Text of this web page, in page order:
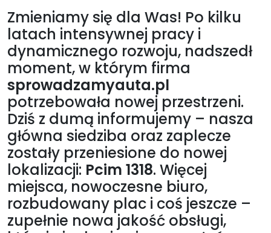
Zmieniamy się dla Was! Po kilku
latach intensywnej pracy i
dynamicznego rozwoju, nadszedł
moment, w którym firma
sprowadzamyauta.pl
potrzebowała nowej przestrzeni.
Dziś z dumą informujemy – nasza
główna siedziba oraz zaplecze
zostały przeniesione do nowej
lokalizacji: Pcim 1318. Więcej
miejsca, nowoczesne biuro,
rozbudowany plac i coś jeszcze –
zupełnie nowa jakość obsługi,